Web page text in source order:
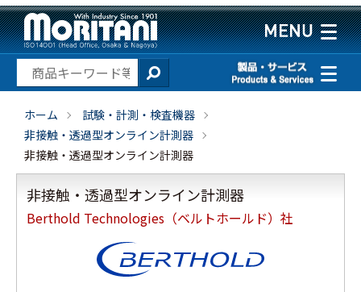
ホーム
試験・計測・検査機器
非接触・透過型オンライン計測器
非接触・透過型オンライン計測器
非接触・透過型オンライン計測器
Berthold Technologies（ベルトホールド）社